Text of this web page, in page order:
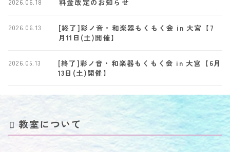
料金改定のお知らせ
2026.06.18
[終了]彩ノ音・和楽器もくもく会 in 大宮【7
月11日(土)開催】
2026.06.13
[終了]彩ノ音・和楽器もくもく会 in 大宮【6月
13日(土)開催】
2026.05.13
教室について